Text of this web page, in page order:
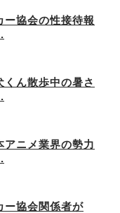
ー協会の性接待報
くん散歩中の暑さ
アニメ業界の勢力
ー協会関係者が